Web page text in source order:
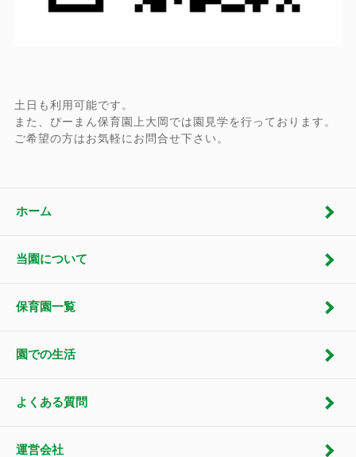
土日も利用可能です。
また、ぴーまん保育園上大岡では園見学を行っております。
ご希望の方はお気軽にお問合せ下さい。
ホーム
当園について
保育園一覧
園での生活
よくある質問
運営会社